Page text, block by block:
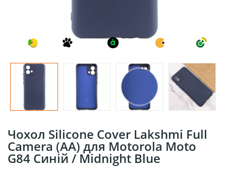
Чохол Silicone Cover Lakshmi Full
Camera (AA) для Motorola Moto
G84 Синій / Midnight Blue